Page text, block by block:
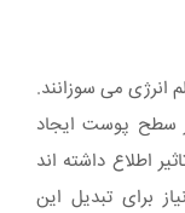
انرژی می سوزانند.
سطح پوست ایجاد
اطلاع داشته اند
برای تبدیل این